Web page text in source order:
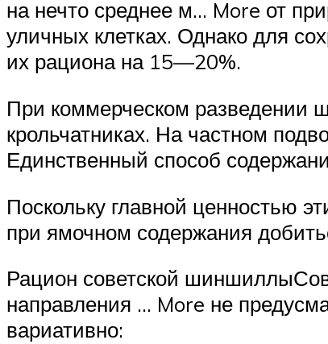
на нечто среднее м… More от
уличных клетках. Однако для
их рациона на 15—20%.
При коммерческом
крольчатниках. На частном
Единственный способ
Поскольку главной ценностью
при ямочном содержания
Рацион советской
направления … More не
вариативно: